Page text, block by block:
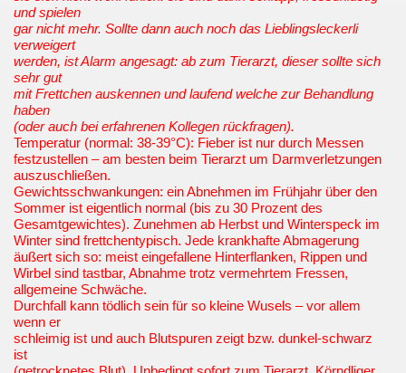
und spielen
gar nicht mehr. Sollte dann auch noch das Lieblingsleckerli
verweigert
werden, ist Alarm angesagt: ab zum Tierarzt, dieser sollte sich
sehr gut
mit Frettchen auskennen und laufend welche zur Behandlung
haben
(oder auch bei erfahrenen Kollegen rückfragen).
Temperatur (normal: 38-39°C): Fieber ist nur durch Messen
festzustellen – am besten beim Tierarzt um Darmverletzungen
auszuschließen.
Gewichtsschwankungen: ein Abnehmen im Frühjahr über den
Sommer ist eigentlich normal (bis zu 30 Prozent des
Gesamtgewichtes). Zunehmen ab Herbst und Winterspeck im
Winter sind frettchentypisch. Jede krankhafte Abmagerung
äußert sich so: meist eingefallene Hinterflanken, Rippen und
Wirbel sind tastbar, Abnahme trotz vermehrtem Fressen,
allgemeine Schwäche.
Durchfall kann tödlich sein für so kleine Wusels – vor allem
wenn er
schleimig ist und auch Blutspuren zeigt bzw. dunkel-schwarz
ist